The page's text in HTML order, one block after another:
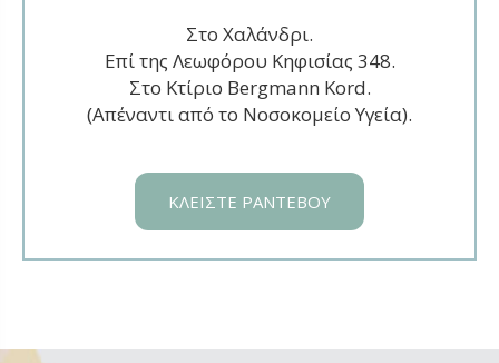
Στο Χαλάνδρι.
Επί της Λεωφόρου Κηφισίας 348.
Στο Κτίριο Bergmann Kord.
(Απέναντι από το Νοσοκομείο Υγεία).
ΚΛΕΙΣΤΕ ΡΑΝΤΕΒΟΥ